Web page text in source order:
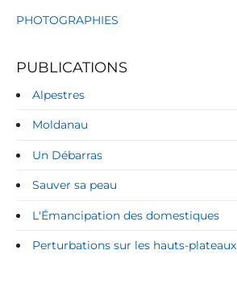
PHOTOGRAPHIES
PUBLICATIONS
Alpestres
Moldanau
Un Débarras
Sauver sa peau
L'Émancipation des domestiques
Perturbations sur les hauts-plateaux